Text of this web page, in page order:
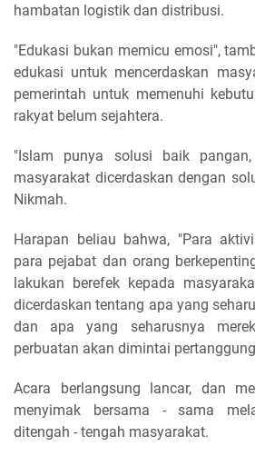
hambatan logistik dan distribusi.
"Edukasi bukan memicu emosi",
edukasi untuk mencerdaskan
pemerintah untuk memenuhi
rakyat belum sejahtera.
"Islam punya solusi baik
masyarakat dicerdaskan dengan
Nikmah.
Harapan beliau bahwa, "Para
para pejabat dan orang
lakukan berefek kepada
dicerdaskan tentang apa yang
dan apa yang seharusnya
perbuatan akan dimintai
Acara berlangsung lancar, dan
menyimak bersama - sama
ditengah - tengah masyarakat.